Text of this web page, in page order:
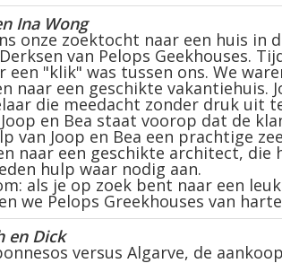
Ina Wong
onze zoektocht naar een huis in
van Pelops Geekhouses.
een "klik" was tussen ons. We
naar een geschikte vakantiehuis.
die meedacht zonder druk uit
en Bea staat voorop dat de
van Joop en Bea een prachtige
naar een geschikte architect, die
hulp waar nodig aan.
als je op zoek bent naar een
we Pelops Greekhouses van
en Dick
versus Algarve, de